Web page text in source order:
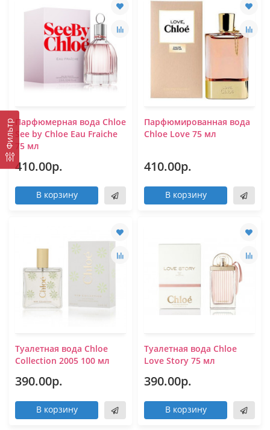
ФильтрПарфюмерная вода Chloe
See by Chloe Eau Fraiche
75 мл
410.00р.
В корзину
Парфюмированная вода
Chloe Love 75 мл
410.00р.
В корзину
Туалетная вода Chloe
Collection 2005 100 мл
390.00р.
В корзину
Туалетная вода Chloe
Love Story 75 мл
390.00р.
В корзину